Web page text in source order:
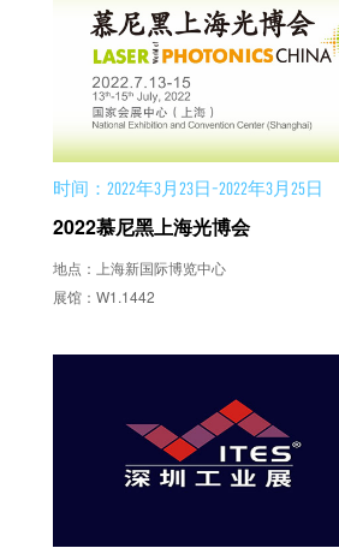
时间：2022年3月23日-2022年3月25日
2022慕尼黑上海光博会
地点：上海新国际博览中心
展馆：W1.1442